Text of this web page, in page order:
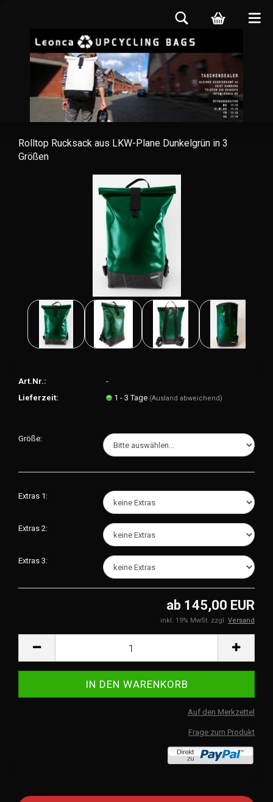
Rolltop Rucksack aus LKW-Plane Dunkelgrün in 3
Größen
Art.Nr.:
-
Lieferzeit:
1 - 3 Tage (Ausland abweichend)
Größe:
Extras 1:
Extras 2:
Extras 3:
ab 145,00 EUR
inkl. 19% MwSt. zzgl. Versand
Auf den Merkzettel
Frage zum Produkt